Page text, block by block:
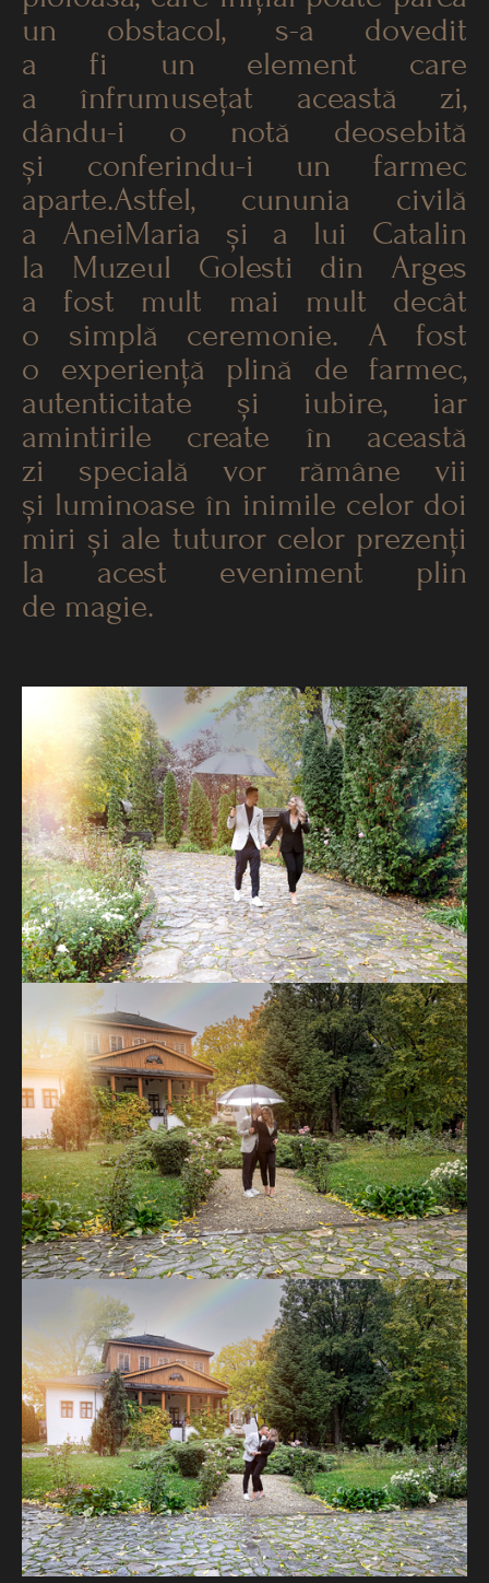
un obstacol, s-a dovedit
a fi un element care
a înfrumusețat această zi,
dându-i o notă deosebită
și conferindu-i un farmec
aparte.Astfel, cununia civilă
a AneiMaria și a lui Catalin
la Muzeul Golesti din Arges
a fost mult mai mult decât
o simplă ceremonie. A fost
o experiență plină de farmec,
autenticitate și iubire, iar
amintirile create în această
zi specială vor rămâne vii
și luminoase în inimile celor doi
miri și ale tuturor celor prezenți
la acest eveniment plin
de magie.